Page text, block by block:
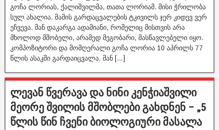
გოჩა ლორიას, ქალიშვილმა, თათა ლორიამ. მისი ჭრილობა
სულ ახალია. მამის გარდაცვალების ტკივილს ჯერ კიდევ ვერ
ეჩვევა. მან დაკარგა ადამიანი, რომელიც მისთვის არა
მხოლოდ მშობელი, არამედ მეგობარი, მასწავლებელი იყო.
კომპოზიტორი და მომღერალი გოჩა ლორია 10 აპრილს 77
წლის ასაკში გარდაიცვალა. მან […]
ლევან წვერავა და ნინი კენჭიაშვილი
მეორე შვილის მშობლები გახდნენ – „5
წლის წინ ჩვენი ბიოლოგიური მასალა